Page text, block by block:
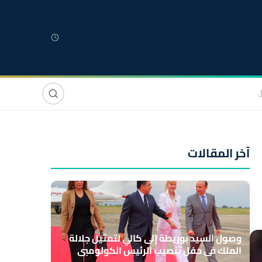
صوت وصورة
آخر المقالات
وصول السيد بوريطة إلى كالي لتمثيل جلالة
الملك في حفل تنصيب الرئيس الكولومبي